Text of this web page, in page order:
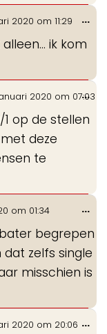
2020 om 11:29
ik kom
...
2020 om 07:03
op de stellen
deze
te
...
om 01:34
begrepen
zelfs single
misschien is
...
2020 om 20:06 ...